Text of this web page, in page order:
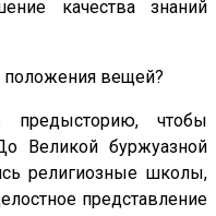
качества знаний
положения вещей?
предысторию, чтобы
Великой буржуазной
религиозные школы,
представление